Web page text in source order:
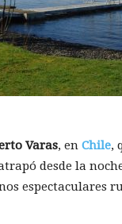
Varas, en Chile,
desde la
espectaculares